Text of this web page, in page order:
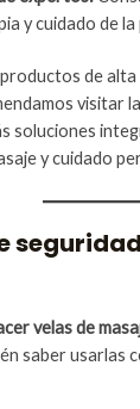
y cuidado de la
de
visitar
soluciones
y cuidado
velas de
saber usarlas